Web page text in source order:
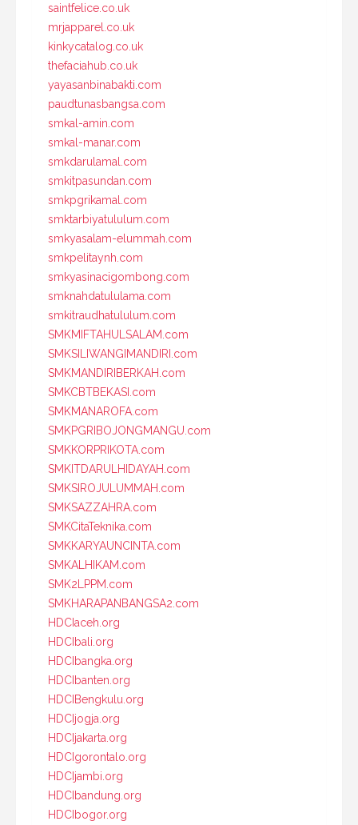
saintfelice.co.uk
mrjapparel.co.uk
kinkycatalog.co.uk
thefaciahub.co.uk
yayasanbinabakti.com
paudtunasbangsa.com
smkal-amin.com
smkal-manar.com
smkdarulamal.com
smkitpasundan.com
smkpgrikamal.com
smktarbiyatululum.com
smkyasalam-elummah.com
smkpelitaynh.com
smkyasinacigombong.com
smknahdatululama.com
smkitraudhatululum.com
SMKMIFTAHULSALAM.com
SMKSILIWANGIMANDIRI.com
SMKMANDIRIBERKAH.com
SMKCBTBEKASI.com
SMKMANAROFA.com
SMKPGRIBOJONGMANGU.com
SMKKORPRIKOTA.com
SMKITDARULHIDAYAH.com
SMKSIROJULUMMAH.com
SMKSAZZAHRA.com
SMKCitaTeknika.com
SMKKARYAUNCINTA.com
SMKALHIKAM.com
SMK2LPPM.com
SMKHARAPANBANGSA2.com
HDCIaceh.org
HDCIbali.org
HDCIbangka.org
HDCIbanten.org
HDCIBengkulu.org
HDCIjogja.org
HDCIjakarta.org
HDCIgorontalo.org
HDCIjambi.org
HDCIbandung.org
HDCIbogor.org